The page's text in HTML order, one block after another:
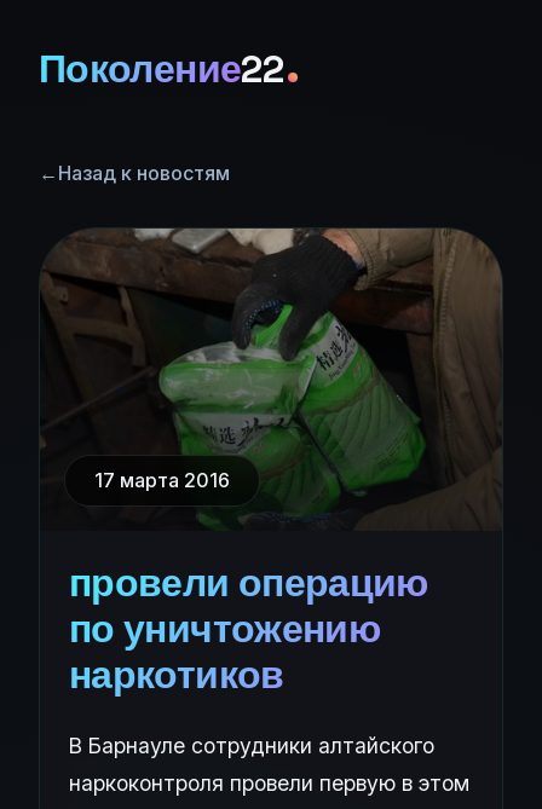
Поколение22
← Назад к новостям
17 марта 2016
провели операцию
по уничтожению
наркотиков
В Барнауле сотрудники алтайского
наркоконтроля провели первую в этом